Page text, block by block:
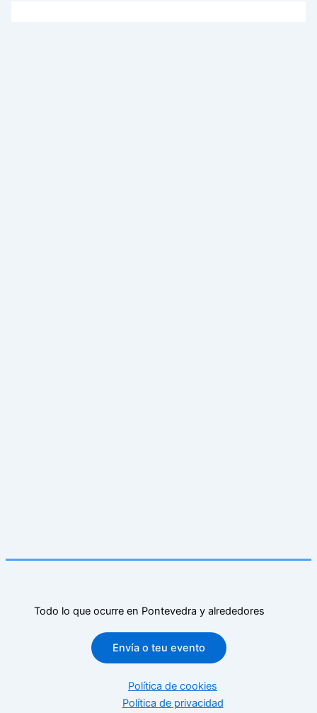
Todo lo que ocurre en Pontevedra y alrededores
Envía o teu evento
Política de cookies
Política de privacidad